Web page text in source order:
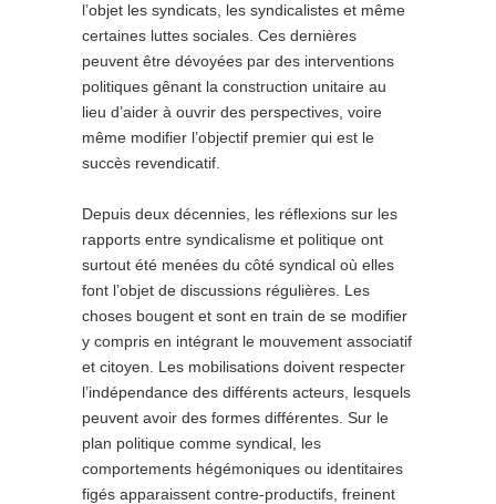
l’objet les syndicats, les syndicalistes et même
certaines luttes sociales. Ces dernières
peuvent être dévoyées par des interventions
politiques gênant la construction unitaire au
lieu d’aider à ouvrir des perspectives, voire
même modifier l’objectif premier qui est le
succès revendicatif.
Depuis deux décennies, les réflexions sur les
rapports entre syndicalisme et politique ont
surtout été menées du côté syndical où elles
font l’objet de discussions régulières. Les
choses bougent et sont en train de se modifier
y compris en intégrant le mouvement associatif
et citoyen. Les mobilisations doivent respecter
l’indépendance des différents acteurs, lesquels
peuvent avoir des formes différentes. Sur le
plan politique comme syndical, les
comportements hégémoniques ou identitaires
figés apparaissent contre-productifs, freinent